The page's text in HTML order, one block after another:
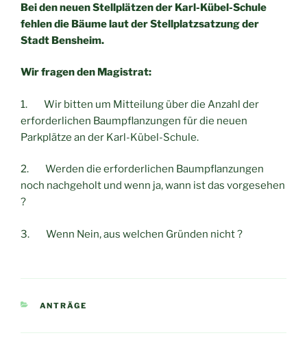
Bei den neuen Stellplätzen der Karl-Kübel-Schule
fehlen die Bäume laut der Stellplatzsatzung der
Stadt Bensheim.
Wir fragen den Magistrat:
1. Wir bitten um Mitteilung über die Anzahl der
erforderlichen Baumpflanzungen für die neuen
Parkplätze an der Karl-Kübel-Schule.
2. Werden die erforderlichen Baumpflanzungen
noch nachgeholt und wenn ja, wann ist das vorgesehen
?
3. Wenn Nein, aus welchen Gründen nicht ?
KATEGORIEN
ANTRÄGE